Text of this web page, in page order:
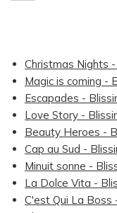
Christmas Nights
Magic is coming -
Escapades -
Love Story -
Beauty Heroes -
Cap au Sud -
Minuit sonne -
La Dolce Vita -
C'est Qui La Boss